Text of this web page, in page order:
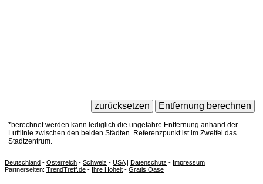
*berechnet werden kann lediglich die ungefähre Entfernung anhand der
Luftlinie zwischen den beiden Städten. Referenzpunkt ist im Zweifel das
Stadtzentrum.
Deutschland - Österreich - Schweiz - USA| Datenschutz - Impressum
Partnerseiten: TrendTreff.de - Ihre Hoheit - Gratis Oase